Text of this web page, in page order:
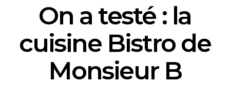
On a testé : la
cuisine Bistro de
Monsieur B